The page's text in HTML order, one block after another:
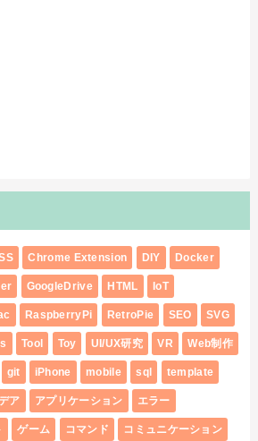
Chrome Extension DIY Docker
GoogleDrive HTML IoT
RaspberryPi RetroPie SEO SVG
Tool Toy UI/UX研究 VR Web制作
git iPhone mobile sql template
ア アプリケーション エラー
ゲーム コマンド コミュニケーション